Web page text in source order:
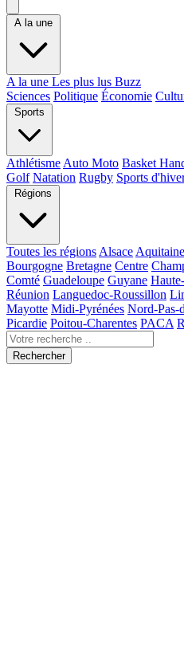
A la une
A la une Les plus lus Buzz
Sciences Politique Économie
Sports
Athlétisme Auto Moto Basket
Golf Natation Rugby Sports
Régions
Toutes les régions Alsace Aquitaine
Bourgogne Bretagne Centre
Comté Guadeloupe Guyane
Réunion Languedoc-Roussillon
Mayotte Midi-Pyrénées Nord-Pas-
Picardie Poitou-Charentes PACA
Rechercher